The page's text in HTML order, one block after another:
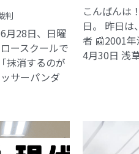
判
月28日、日曜
ースクールで
抹消するのが
サーパンダ
こんばんは
日。 昨日
者 📰2001
4月30日 浅